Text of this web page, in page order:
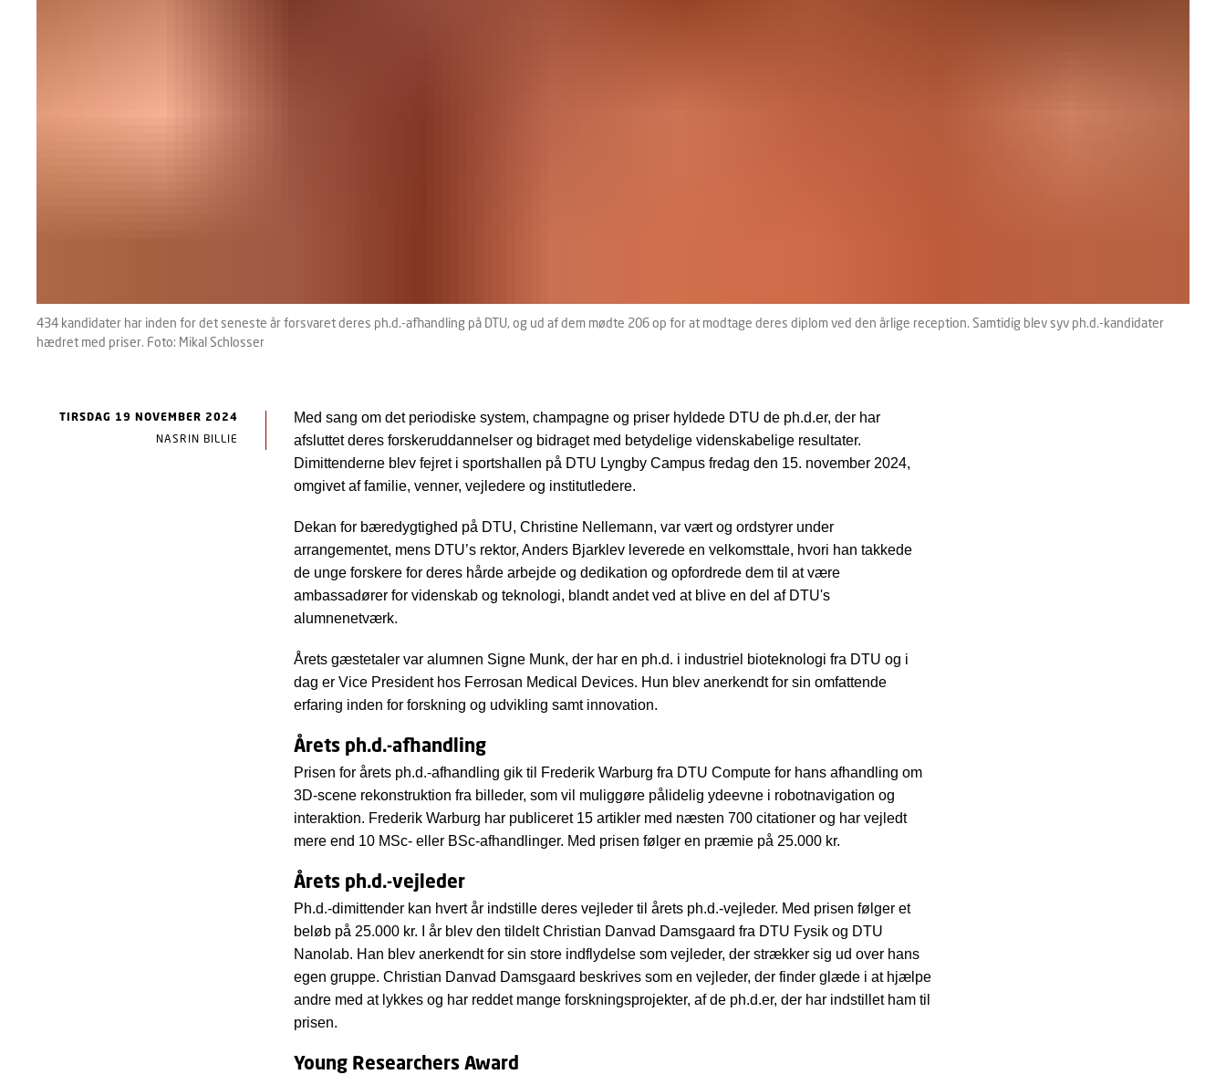
434 kandidater har inden for det seneste år forsvaret deres ph.d.-afhandling på DTU, og ud af dem mødte 206 op for at modtage deres diplom ved den årlige reception. Samtidig blev syv ph.d.-kandidater
hædret med priser. Foto: Mikal Schlosser
TIRSDAG 19 NOVEMBER 2024
NASRIN BILLIE
Med sang om det periodiske system, champagne og priser hyldede DTU de ph.d.er, der har
afsluttet deres forskeruddannelser og bidraget med betydelige videnskabelige resultater.
Dimittenderne blev fejret i sportshallen på DTU Lyngby Campus fredag den 15. november 2024,
omgivet af familie, venner, vejledere og institutledere.
Dekan for bæredygtighed på DTU, Christine Nellemann, var vært og ordstyrer under
arrangementet, mens DTU’s rektor, Anders Bjarklev leverede en velkomsttale, hvori han takkede
de unge forskere for deres hårde arbejde og dedikation og opfordrede dem til at være
ambassadører for videnskab og teknologi, blandt andet ved at blive en del af DTU's
alumnenetværk.
Årets gæstetaler var alumnen Signe Munk, der har en ph.d. i industriel bioteknologi fra DTU og i
dag er Vice President hos Ferrosan Medical Devices. Hun blev anerkendt for sin omfattende
erfaring inden for forskning og udvikling samt innovation.
Årets ph.d.-afhandling
Prisen for årets ph.d.-afhandling gik til Frederik Warburg fra DTU Compute for hans afhandling om
3D-scene rekonstruktion fra billeder, som vil muliggøre pålidelig ydeevne i robotnavigation og
interaktion. Frederik Warburg har publiceret 15 artikler med næsten 700 citationer og har vejledt
mere end 10 MSc- eller BSc-afhandlinger. Med prisen følger en præmie på 25.000 kr.
Årets ph.d.-vejleder
Ph.d.-dimittender kan hvert år indstille deres vejleder til årets ph.d.-vejleder. Med prisen følger et
beløb på 25.000 kr. I år blev den tildelt Christian Danvad Damsgaard fra DTU Fysik og DTU
Nanolab. Han blev anerkendt for sin store indflydelse som vejleder, der strækker sig ud over hans
egen gruppe. Christian Danvad Damsgaard beskrives som en vejleder, der finder glæde i at hjælpe
andre med at lykkes og har reddet mange forskningsprojekter, af de ph.d.er, der har indstillet ham til
prisen.
Young Researchers Award